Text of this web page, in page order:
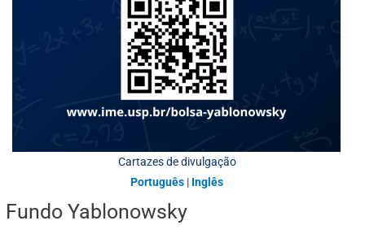
Cartazes de divulgação
Português | Inglês
Fundo Yablonowsky